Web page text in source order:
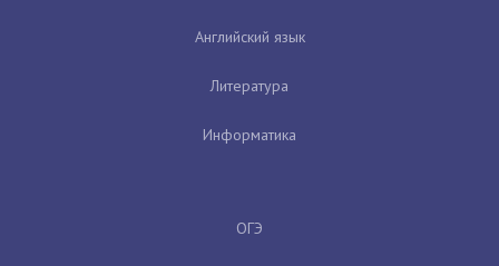
Английский язык
Литература
Информатика
ОГЭ